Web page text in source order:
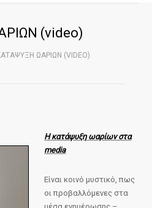
(video)
ΩΑΡΙΩΝ (VIDEO)
Η κατάψυξη ωαρίων στα
media
Είναι κοινό μυστικό, πως
οι προβαλλόμενες στα